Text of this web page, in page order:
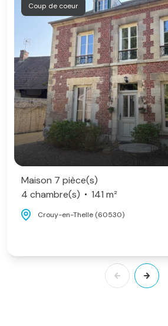
Coup de coeur
Maison 7 pièce(s)
4 chambre(s)
141 m²
Crouy-en-Thelle (60530)